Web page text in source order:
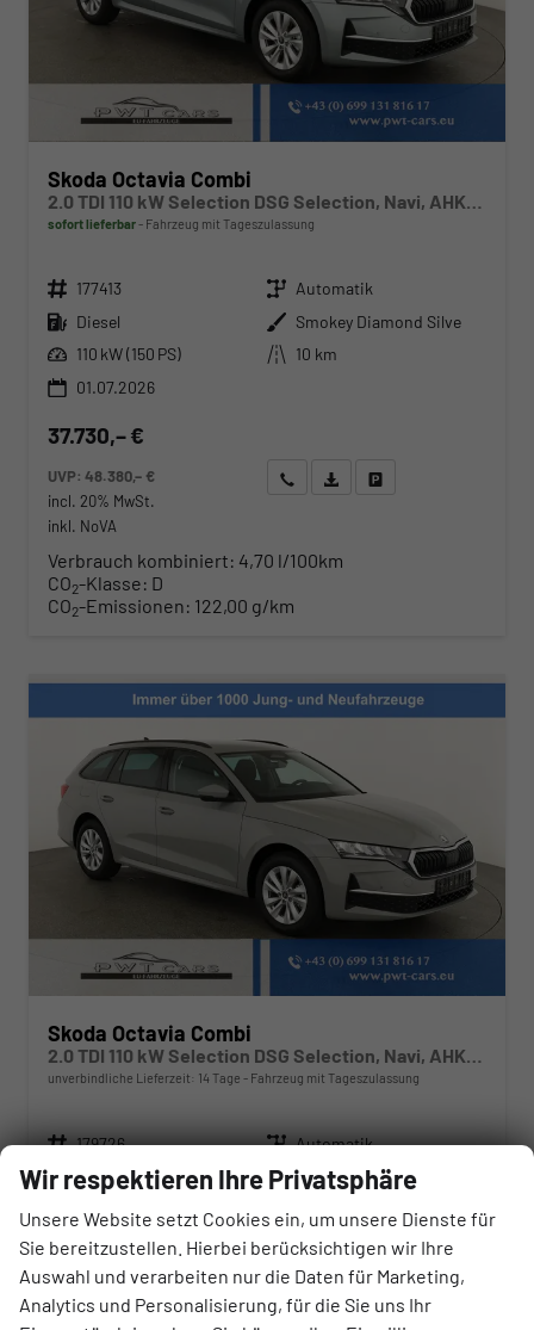
Skoda Octavia Combi
sofort lieferbar Fahrzeug mit Tageszulassung
Fahrzeugnr. 177413 Getriebe Automatik
Kraftstoff Diesel Außenfarbe Smokey Diamond Silve
Leistung 110 kW (150 PS) Kilometerstand
10 km
01.07.2026
37.730,– €
UVP:48.380,– €
incl. 20% MwSt.
inkl. NoVA
Wir rufen Sie anAngebot drucken (PDF)
Verbrauch kombiniert: 4,70 l/100km
CO2-Klasse: D
CO2-Emissionen: 122,00 g/km
Skoda Octavia Combi
2.0 TDI 110 kW Selection DSG Selection, Navi, AHK, el. Klappe, 5-J Garantie
unverbindliche Lieferzeit: 14 Tage Fahrzeug mit Tageszulassung
Fahrzeugnr. 179726 Getriebe Automatik
Kraftstoff Diesel Außenfarbe Stahl Grau
110 kW (150 PS)
01.07.2026
37.730,– €
Wir respektieren Ihre Privatsphäre
Unsere Website setzt Cookies ein, um unsere Dienste für
Sie bereitzustellen. Hierbei berücksichtigen wir Ihre
Auswahl und verarbeiten nur die Daten für Marketing,
Analytics und Personalisierung, für die Sie uns Ihr